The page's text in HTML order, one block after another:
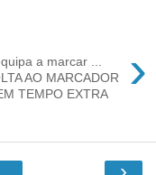
›
a marcar ...
AO MARCADOR
TEMPO EXTRA